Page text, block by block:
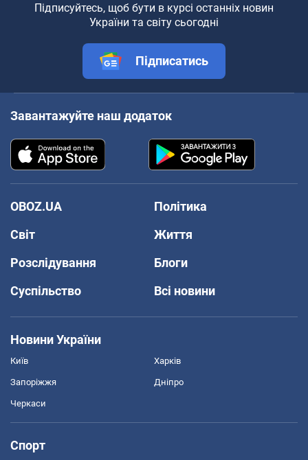
Підписуйтесь, щоб бути в курсі останніх новин
України та світу сьогодні
Підписатись
Завантажуйте наш додаток
OBOZ.UA
Політика
Світ
Життя
Розслідування
Блоги
Суспільство
Всі новини
Новини України
Київ Харків
Запоріжжя Дніпро
Черкаси
Спорт